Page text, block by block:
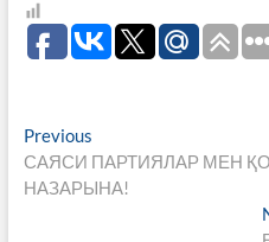
Навигация
по
PreviousPrevious
post:
САЯСИ ПАРТИЯЛАР МЕН
НАЗАРЫНА!